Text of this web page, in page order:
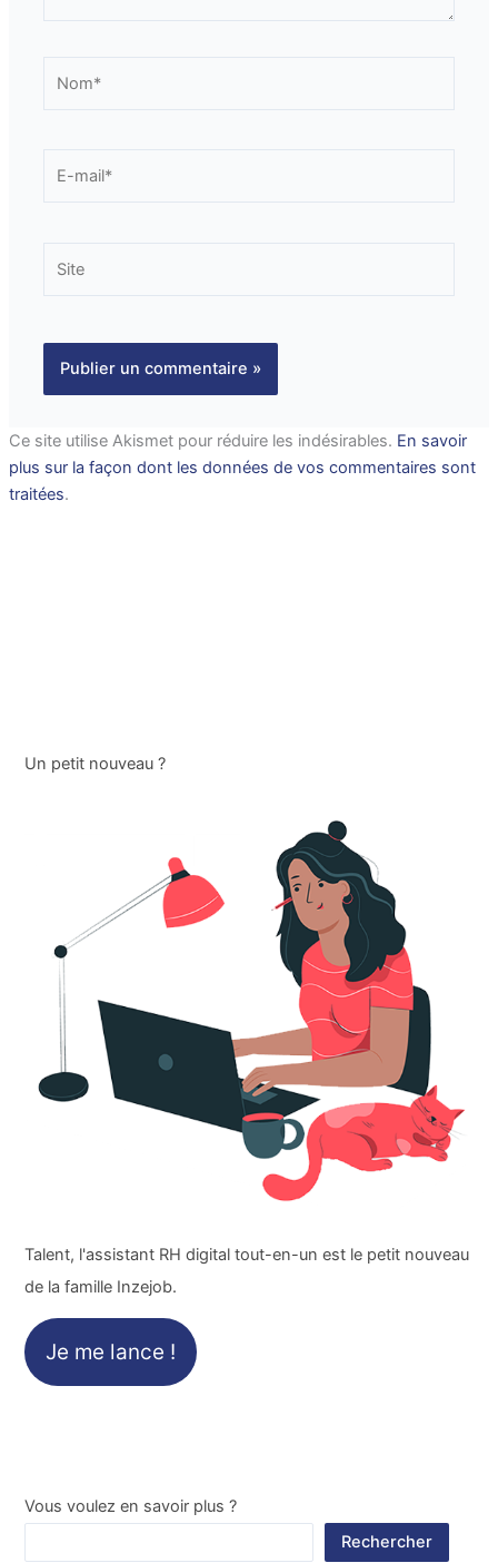
Ce site utilise Akismet pour réduire les indésirables. En savoir
plus sur la façon dont les données de vos commentaires sont
traitées.
Un petit nouveau ?
Talent, l'assistant RH digital tout-en-un est le petit nouveau
de la famille Inzejob.
Je me lance !
Vous voulez en savoir plus ?
Rechercher